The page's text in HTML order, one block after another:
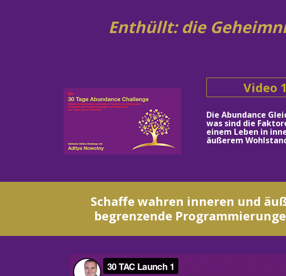
Enthüllt: die
Video 1
Die Abundance
was sind die
einem Leben in
äußerem
Schaffe wahren inneren und
begrenzende